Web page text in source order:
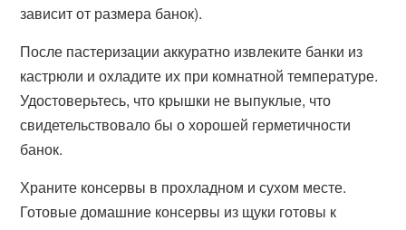
зависит от размера банок).
После пастеризации аккуратно извлеките банки из
кастрюли и охладите их при комнатной температуре.
Удостоверьтесь, что крышки не выпуклые, что
свидетельствовало бы о хорошей герметичности
банок.
Храните консервы в прохладном и сухом месте.
Готовые домашние консервы из щуки готовы к